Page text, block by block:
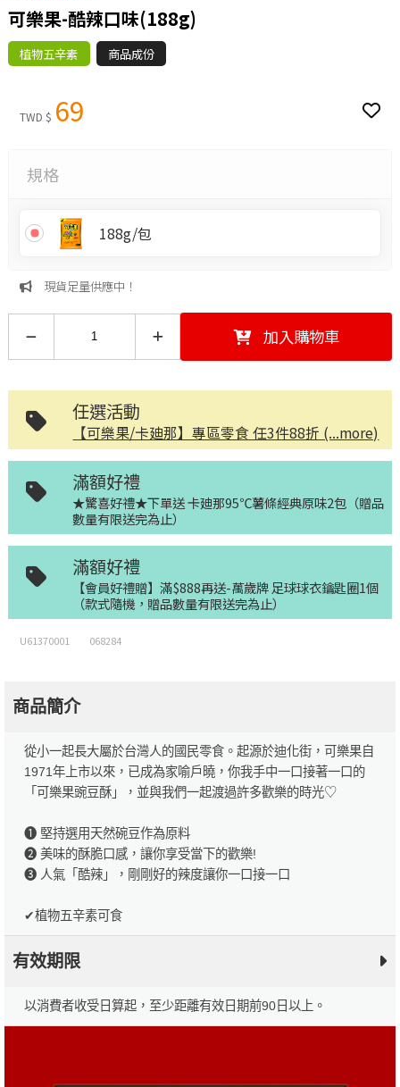
可樂果-酷辣口味(188g)
植物五辛素 商品成份
TWD $ 69
規格
188g/包
現貨足量供應中！
加入購物車
任選活動
【可樂果/卡廸那】專區零食 任3件88折 (...more)
滿額好禮
★驚喜好禮★下單送 卡廸那95℃薯條經典原味2包（贈品
數量有限送完為止）
滿額好禮
【會員好禮贈】滿$888再送-萬歲牌 足球球衣鑰匙圈1個
（款式隨機，贈品數量有限送完為止）
U61370001 068284
商品簡介
從小一起長大屬於台灣人的國民零食。起源於迪化街，可樂果自
1971年上市以來，已成為家喻戶曉，你我手中一口接著一口的
「可樂果豌豆酥」，並與我們一起渡過許多歡樂的時光♡
➊ 堅持選用天然碗豆作為原料
➋ 美味的酥脆口感，讓你享受當下的歡樂!
➌ 人氣「酷辣」，剛剛好的辣度讓你一口接一口
✔植物五辛素可食
有效期限
以消費者收受日算起，至少距離有效日期前90日以上。